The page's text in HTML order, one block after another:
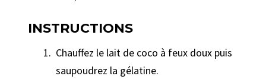
INSTRUCTIONS
Chauffez le lait de coco à feux doux puis
saupoudrez la gélatine.